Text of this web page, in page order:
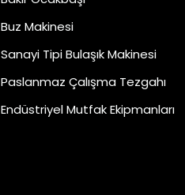
Buz Makinesi
Sanayi Tipi Bulaşık Makinesi
Paslanmaz Çalışma Tezgahı
Endüstriyel Mutfak Ekipmanları